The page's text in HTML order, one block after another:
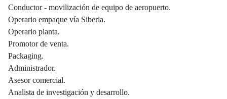
Conductor - movilización de equipo de aeropuerto.
Operario empaque vía Siberia.
Operario planta.
Promotor de venta.
Packaging.
Administrador.
Asesor comercial.
Analista de investigación y desarrollo.